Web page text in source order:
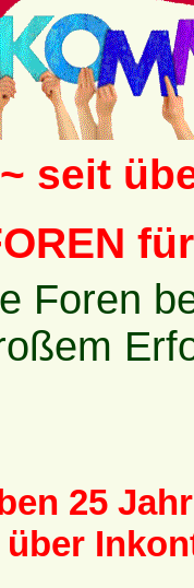
~ seit
Foren
25